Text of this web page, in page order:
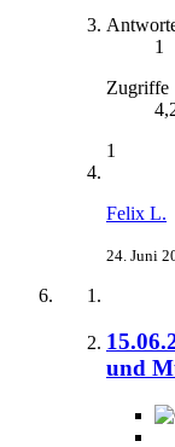
1
Zugriffe
1
Felix L.
24. Juni
und